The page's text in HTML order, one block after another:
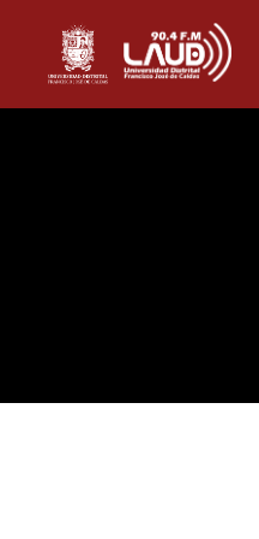
contenido
principal